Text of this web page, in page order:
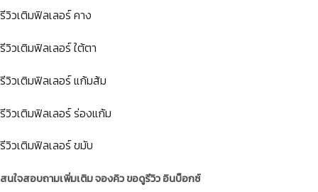
รีวิวเติมฟิลเลอร์ คาง
รีวิวเติมฟิลเลอร์ ใต้ตา
รีวิวเติมฟิลเลอร์ แก้มส้ม
รีวิวเติมฟิลเลอร์ ร่องแก้ม
รีวิวเติมฟิลเลอร์ ขมับ
สนใจสอบถามเพิ่มเติม จองคิว ขอดูรีวิว อินบ็อกซ์